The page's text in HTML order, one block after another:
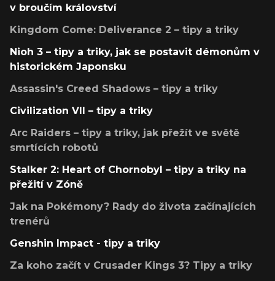
v broučím království
Kingdom Come: Deliverance 2 – tipy a triky
Nioh 3 – tipy a triky, jak se postavit démonům v
historickém Japonsku
Assassin's Creed Shadows – tipy a triky
Civilization VII – tipy a triky
Arc Raiders – tipy a triky, jak přežít ve světě
smrtících robotů
Stalker 2: Heart of Chornobyl – tipy a triky na
přežití v Zóně
Jak na Pokémony? Rady do života začínajících
trenérů
Genshin Impact - tipy a triky
Za koho začít v Crusader Kings 3? Tipy a triky